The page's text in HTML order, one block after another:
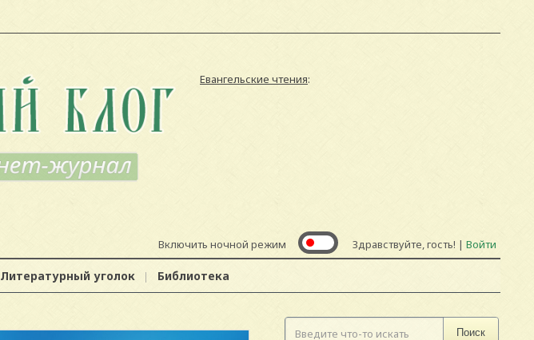
Евангельские чтения:
Включить ночной режим Здравствуйте, гость! | Войти
Литературный уголок Библиотека
Поиск